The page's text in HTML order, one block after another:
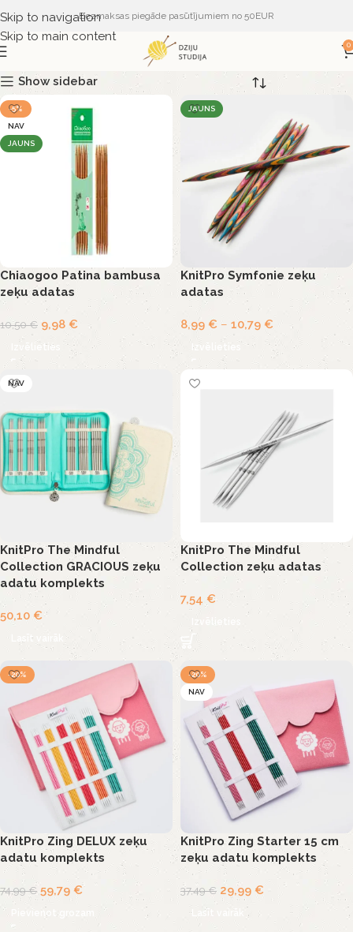
Skip to navigation
Skip to main content
Bezmaksas piegāde pasūtījumiem no 50EUR
0
Show sidebar
-5%
NAV
JAUNS
Chiaogoo Patina bambusa
zeķu adatas
10,50€ 9,98 €
Izvēlieties
JAUNS
KnitPro Symfonie zeķu
adatas
8,99 € – 10,79 €
Izvēlieties
NAV
KnitPro The Mindful
Collection GRACIOUS zeķu
adatu komplekts
50,10 €
Lasīt vairāk
KnitPro The Mindful
Collection zeķu adatas
7,54 €
Izvēlieties
-20%
KnitPro Zing DELUX zeķu
adatu komplekts
74,99€ 59,79 €
Pievienot grozam
-20%
NAV
KnitPro Zing Starter 15 cm
zeķu adatu komplekts
37,49€ 29,99 €
Lasīt vairāk